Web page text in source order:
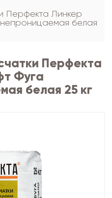
Перфекта Линкер
белая
Перфекта
Фуга
белая 25 кг